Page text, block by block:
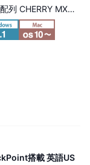
列 CHERRY MX
搭載 英語US